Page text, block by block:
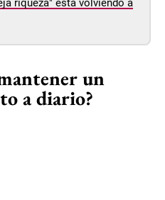
riqueza" está volviendo a
un
a diario?